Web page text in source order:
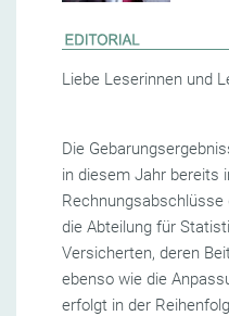
Liebe Leserinnen und
Die
in diesem Jahr bereits
die Abteilung für
Versicherten, deren
ebenso wie die
erfolgt in der